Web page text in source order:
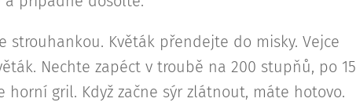
strouhankou. Květák přendejte do misky. Vejce
Nechte zapéct v troubě na 200 stupňů, po 15
gril. Když začne sýr zlátnout, máte hotovo.